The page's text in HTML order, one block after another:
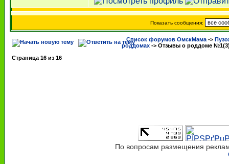
Показать сообщения:
Список форумов ОмскМама ->
роддомах -> Отзывы о роддоме
Страница 16 из 16
По вопросам размещения